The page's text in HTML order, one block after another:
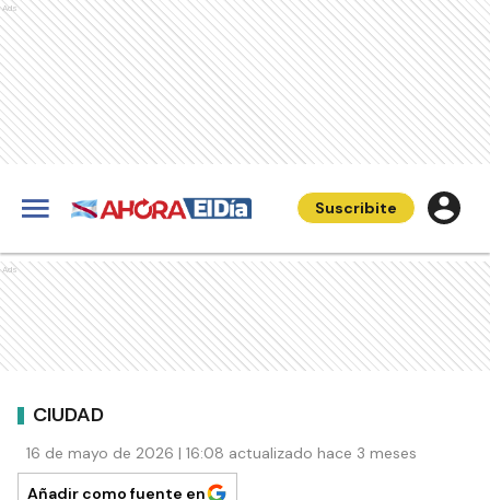
Ads
Suscribite
Ads
CIUDAD
16 de mayo de 2026 | 16:08 actualizado hace 3 meses
Añadir como fuente en